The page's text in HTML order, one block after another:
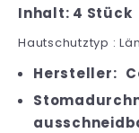
Inhalt: 4 Stück
Hautschutztyp :
Hersteller: